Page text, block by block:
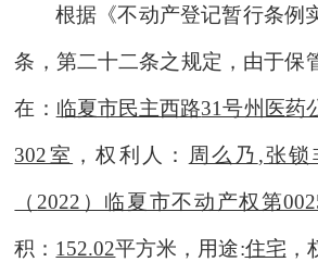
根据《不动产登记暂行条例
条，第二十二条之规定，由于保
在： 临夏市民主西路31号州医药
302室 ，权利人： 周么乃 ,张锁
（2022）临夏市不动产权第
积： 152.02平方米，用途:住宅 ，